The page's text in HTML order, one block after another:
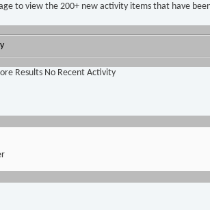
to view the 200+ new activity items that have
Results No Recent Activity